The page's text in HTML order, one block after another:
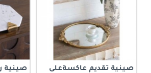
صينية تقديم عاكسةعلى
صينية